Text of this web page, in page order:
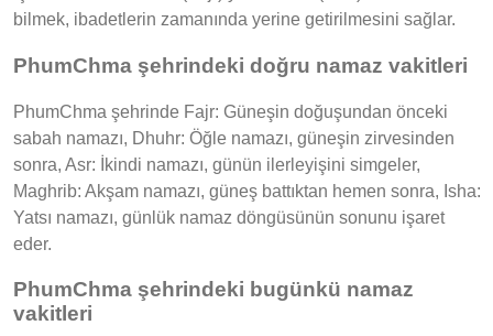
bilmek, ibadetlerin zamanında yerine getirilmesini sağlar.
PhumChma şehrindeki doğru namaz vakitleri
PhumChma şehrinde Fajr: Güneşin doğuşundan önceki
sabah namazı, Dhuhr: Öğle namazı, güneşin zirvesinden
sonra, Asr: İkindi namazı, günün ilerleyişini simgeler,
Maghrib: Akşam namazı, güneş battıktan hemen sonra, Isha:
Yatsı namazı, günlük namaz döngüsünün sonunu işaret
eder.
PhumChma şehrindeki bugünkü namaz
vakitleri